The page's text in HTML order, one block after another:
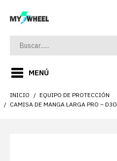
MENÚ
INICIO
EQUIPO DE PROTECCIÓN
CAMISA DE MANGA LARGA PRO – D3O